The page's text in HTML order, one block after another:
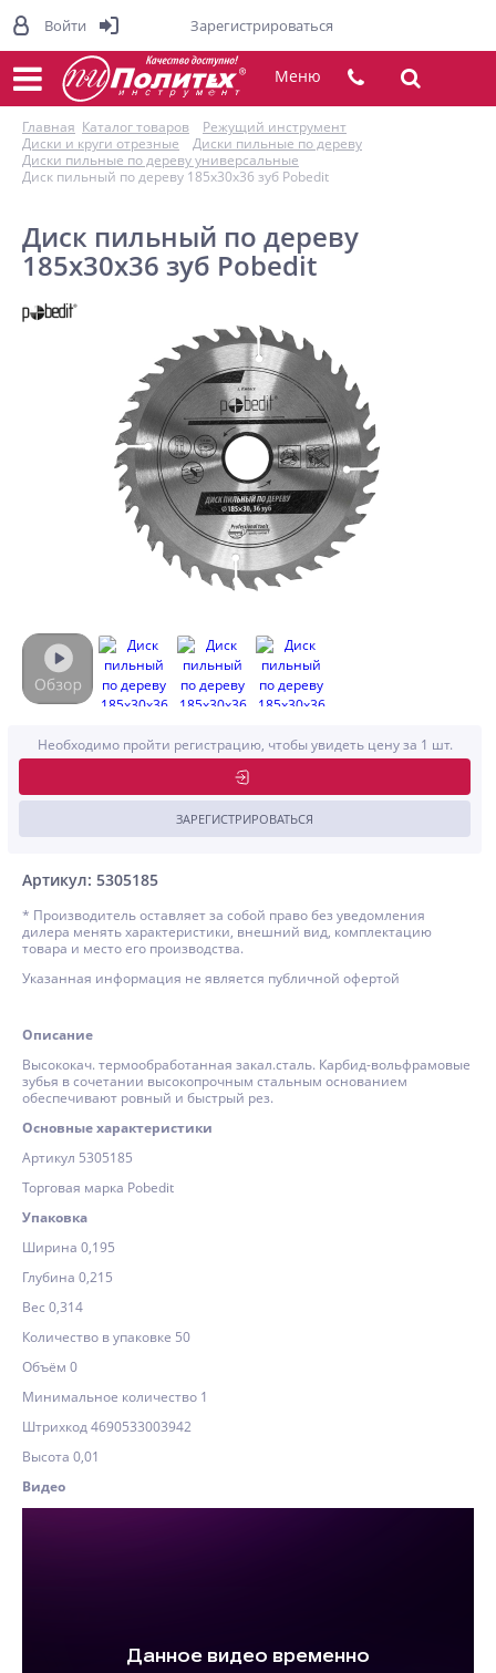
Меню
Главная Каталог товаров
Режущий инструмент
Диски и круги отрезные
Диски пильные по дереву
Диски пильные по дереву универсальные
Диск пильный по дереву 185x30x36 зуб Pobedit
Диск пильный по дереву
185x30x36 зуб Pobedit
Артикул: 5305185
Необходимо пройти регистрацию, чтобы увидеть цену за 1 шт.
ЗАРЕГИСТРИРОВАТЬСЯ
* Производитель оставляет за собой право без уведомления
дилера менять характеристики, внешний вид, комплектацию
товара и место его производства.
Указанная информация не является публичной офертой
Описание
Высококач. термообработанная закал.сталь. Карбид-вольфрамовые
зубья в сочетании высокопрочным стальным основанием
обеспечивают ровный и быстрый рез.
Основные характеристики
Артикул 5305185
Торговая марка Pobedit
Упаковка
Ширина 0,195
Глубина 0,215
Вес 0,314
Количество в упаковке 50
Объём 0
Минимальное количество 1
Штрихкод 4690533003942
Высота 0,01
Видео
Войти Зарегистрироваться